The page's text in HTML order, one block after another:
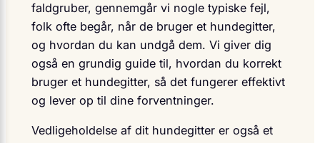
faldgruber, gennemgår vi nogle typiske fejl,
folk ofte begår, når de bruger et hundegitter,
og hvordan du kan undgå dem. Vi giver dig
også en grundig guide til, hvordan du korrekt
bruger et hundegitter, så det fungerer effektivt
og lever op til dine forventninger.
Vedligeholdelse af dit hundegitter er også et